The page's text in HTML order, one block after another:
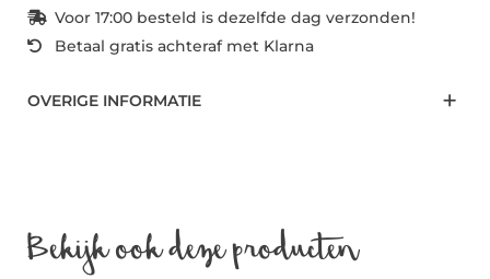
Voor 17:00 besteld is dezelfde dag verzonden!
Betaal gratis achteraf met Klarna
OVERIGE INFORMATIE
Bekijk ook deze producten